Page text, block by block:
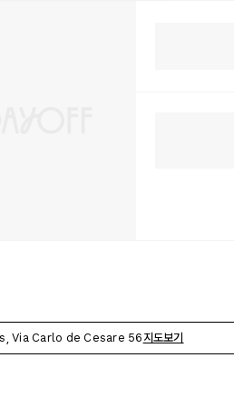
Via Carlo de Cesare 56 지도보기